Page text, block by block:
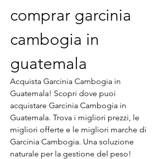
comprar garcinia
cambogia in
guatemala
Acquista Garcinia Cambogia in
Guatemala! Scopri dove puoi
acquistare Garcinia Cambogia in
Guatemala. Trova i migliori prezzi, le
migliori offerte e le migliori marche di
Garcinia Cambogia. Una soluzione
naturale per la gestione del peso!